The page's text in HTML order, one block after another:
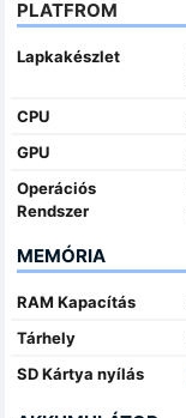
PLATFROM
Lapkakészlet
CPU
GPU
Operációs
Rendszer
MEMÓRIA
RAM Kapacítás
Tárhely
SD Kártya nyílás